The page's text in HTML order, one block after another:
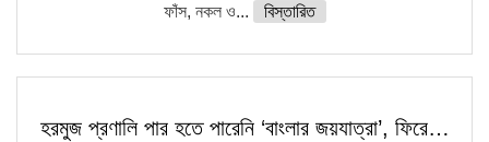
ফাঁস, নকল ও...
বিস্তারিত
হরমুজ প্রণালি পার হতে পারেনি ‘বাংলার জয়যাত্রা’, ফিরে…